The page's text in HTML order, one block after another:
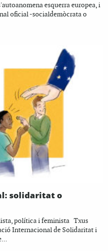
esquerra europea, i
oficial -socialdemòcrata o
solidaritat o
política i feminista Txus
Internacional de Solidaritat i